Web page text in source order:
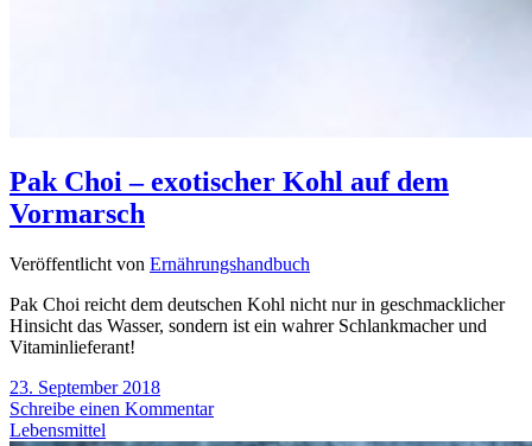
Pak Choi – exotischer Kohl auf dem
Vormarsch
Veröffentlicht von Ernährungshandbuch
Pak Choi reicht dem deutschen Kohl nicht nur in geschmacklicher
Hinsicht das Wasser, sondern ist ein wahrer Schlankmacher und
Vitaminlieferant!
23. September 2018
Schreibe einen Kommentar
Lebensmittel